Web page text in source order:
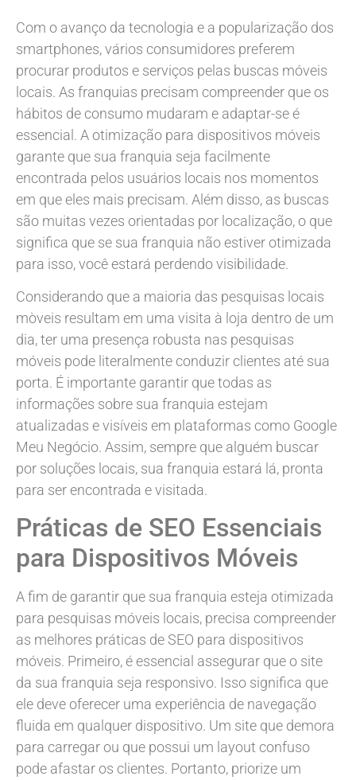
Com o avanço da tecnologia e a popularização dos
smartphones, vários consumidores preferem
procurar produtos e serviços pelas buscas móveis
locais. As franquias precisam compreender que os
hábitos de consumo mudaram e adaptar-se é
essencial. A otimização para dispositivos móveis
garante que sua franquia seja facilmente
encontrada pelos usuários locais nos momentos
em que eles mais precisam. Além disso, as buscas
são muitas vezes orientadas por localização, o que
significa que se sua franquia não estiver otimizada
para isso, você estará perdendo visibilidade.
Considerando que a maioria das pesquisas locais
mòveis resultam em uma visita à loja dentro de um
dia, ter uma presença robusta nas pesquisas
móveis pode literalmente conduzir clientes até sua
porta. É importante garantir que todas as
informações sobre sua franquia estejam
atualizadas e visíveis em plataformas como Google
Meu Negócio. Assim, sempre que alguém buscar
por soluções locais, sua franquia estará lá, pronta
para ser encontrada e visitada.
Práticas de SEO Essenciais
para Dispositivos Móveis
A fim de garantir que sua franquia esteja otimizada
para pesquisas móveis locais, precisa compreender
as melhores práticas de SEO para dispositivos
móveis. Primeiro, é essencial assegurar que o site
da sua franquia seja responsivo. Isso significa que
ele deve oferecer uma experiência de navegação
fluida em qualquer dispositivo. Um site que demora
para carregar ou que possui um layout confuso
pode afastar os clientes. Portanto, priorize um